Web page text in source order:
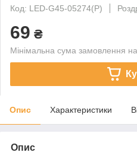
Код: LED-G45-05274(P)
69 ₴
Мінімальна сума замовлення
Опис Характеристики
Опис